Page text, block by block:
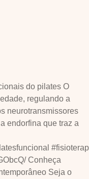
do pilates O
regulando a
neurotransmissores
endorfina que traz a
Conheça
Seja o